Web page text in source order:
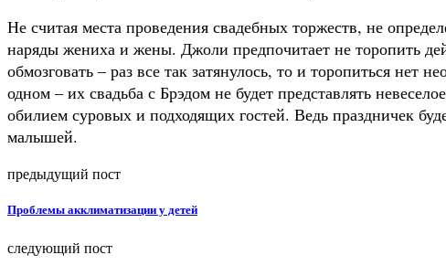
Не считая места проведения свадебных торжеств, не
наряды жениха и жены. Джоли предпочитает не торопить
обмозговать – раз все так затянулось, то и торопиться нет
одном – их свадьба с Брэдом не будет представлять
обилием суровых и подходящих гостей. Ведь праздничек
малышей.
предыдущий пост
Проблемы акклиматизации у детей
следующий пост